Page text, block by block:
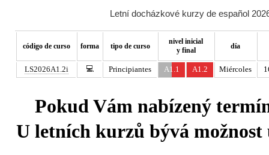
Letní docházkové kurzy de español
código de curso forma tipo de curso
nivel inicial
y final
día
LS2026A1.2i 💻 Principiantes A1.1 A1.2 Miércoles
Pokud Vám nabízený
U letních kurzů bývá